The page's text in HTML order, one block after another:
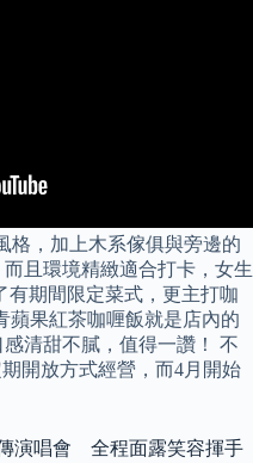
格，加上木系傢俱與旁邊的
且環境精緻適合打卡，女生
有期間限定菜式，更主打咖
蘋果紅茶咖喱飯就是店內的
清甜不膩，值得一讚！ 不
開放方式經營，而4月開始
演唱會 全程面露笑容揮手